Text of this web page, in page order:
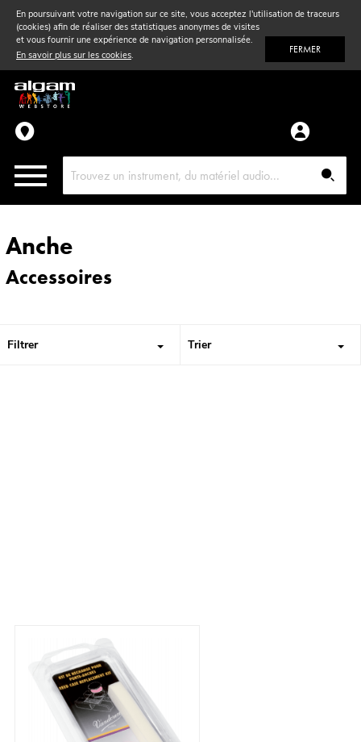
En poursuivant votre navigation sur ce site, vous acceptez l'utilisation de traceurs
(cookies) afin de réaliser des statistiques anonymes de visites
et vous fournir une expérience de navigation personnalisée.
En savoir plus sur les cookies. FERMER
Vent& Violon
Accessoires
Pièces détachées
Anche
Accessoires
Trier
Filtrer